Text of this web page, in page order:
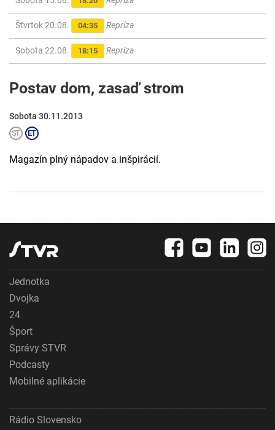
Štvrtok 20.08. 04:35 Repríza
Sobota 22.08. 18:15 Repríza
Postav dom, zasaď strom
Sobota 30.11.2013
Magazín plný nápadov a inšpirácií.
Jednotka
Dvojka
24
Šport
Správy STVR
Podcasty
Mobilné aplikácie
Rádio Slovensko